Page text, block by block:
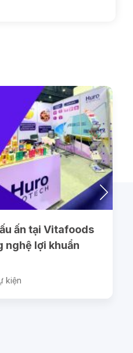
ấn tại Vitafoods
nghệ lợi khuẩn
kiện